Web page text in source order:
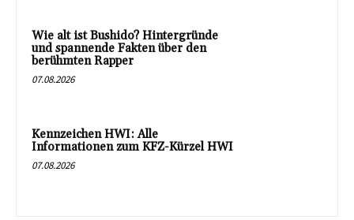
Wie alt ist Bushido? Hintergründe
und spannende Fakten über den
berühmten Rapper
07.08.2026
Kennzeichen HWI: Alle
Informationen zum KFZ-Kürzel HWI
07.08.2026